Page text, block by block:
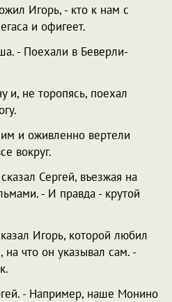
Игорь, - кто к нам с
и офигеет.
- Поехали в Беверли-
не торопясь, поехал
и оживленно вертели
вокруг.
Сергей, въезжая на
- И правда - крутой
Игорь, которой любил
на что он указывал сам. -
- Например, наше Монино